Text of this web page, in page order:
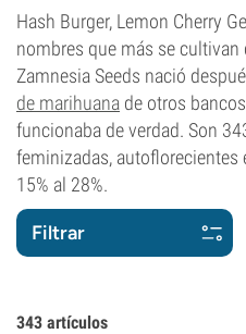
Hash Burger, Lemon Cherry
nombres que más se cultivan
Zamnesia Seeds nació
de marihuana de otros
funcionaba de verdad. Son
feminizadas, autoflorecientes
15% al 28%.
Filtrar
343 artículos